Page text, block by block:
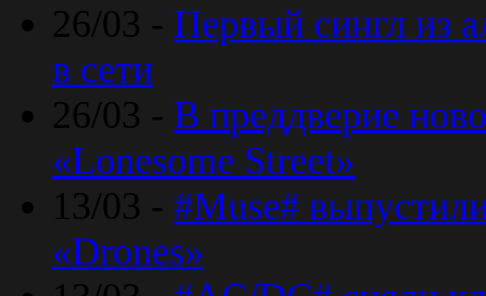
26/03 - Первый сингл из
в сети
26/03 - В преддверие
«Lonesome Street»
13/03 - #Muse#
«Drones»